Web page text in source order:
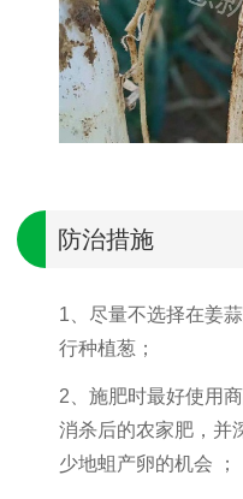
防治措施
1、尽量不选择在姜
行种植葱；
2、施肥时最好使用
消杀后的农家肥，并
少地蛆产卵的机会 ；